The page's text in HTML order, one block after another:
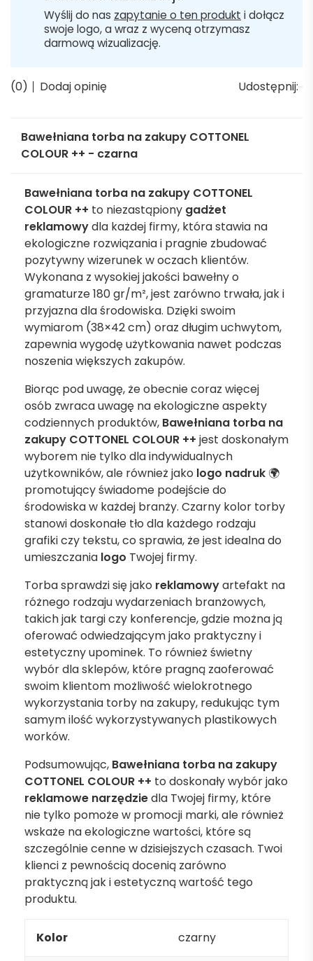
Wyślij do nas zapytanie o ten produkt i dołącz
swoje logo, a wraz z wyceną otrzymasz
darmową wizualizację.
(0) Dodaj opinię Udostępnij:
Bawełniana torba na zakupy COTTONEL
COLOUR ++ - czarna
Bawełniana torba na zakupy COTTONEL
COLOUR ++ to niezastąpiony gadżet
reklamowydla każdej firmy, która stawia na
ekologiczne rozwiązania i pragnie zbudować
pozytywny wizerunek w oczach klientów.
Wykonana z wysokiej jakości bawełny o
gramaturze 180 gr/m², jest zarówno trwała, jak i
przyjazna dla środowiska. Dzięki swoim
wymiarom (38×42 cm) oraz długim uchwytom,
zapewnia wygodę użytkowania nawet podczas
noszenia większych zakupów.
Biorąc pod uwagę, że obecnie coraz więcej
osób zwraca uwagę na ekologiczne aspekty
codziennych produktów, Bawełniana torba na
zakupy COTTONEL COLOUR ++ jest doskonałym
wyborem nie tylko dla indywidualnych
użytkowników, ale również jako logo nadruk 🌍
promotujący świadome podejście do
środowiska w każdej branży. Czarny kolor torby
stanowi doskonałe tło dla każdego rodzaju
grafiki czy tekstu, co sprawia, że jest idealna do
umieszczania logo Twojej firmy.
Torba sprawdzi się jako reklamowyartefakt na
różnego rodzaju wydarzeniach branżowych,
takich jak targi czy konferencje, gdzie można ją
oferować odwiedzającym jako praktyczny i
estetyczny upominek. To również świetny
wybór dla sklepów, które pragną zaoferować
swoim klientom możliwość wielokrotnego
wykorzystania torby na zakupy, redukując tym
samym ilość wykorzystywanych plastikowych
worków.
Podsumowując, Bawełniana torba na zakupy
COTTONEL COLOUR ++ to doskonały wybór jako
reklamowe narzędziedla Twojej firmy, które
nie tylko pomoże w promocji marki, ale również
wskaże na ekologiczne wartości, które są
szczególnie cenne w dzisiejszych czasach. Twoi
klienci z pewnością docenią zarówno
praktyczną jak i estetyczną wartość tego
produktu.
Kolor czarny